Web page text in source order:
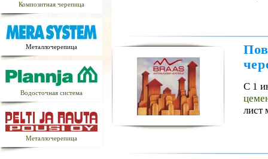
Композитная черепица
Металлочерепица
Водосточная система
Металлочерепица
С 1